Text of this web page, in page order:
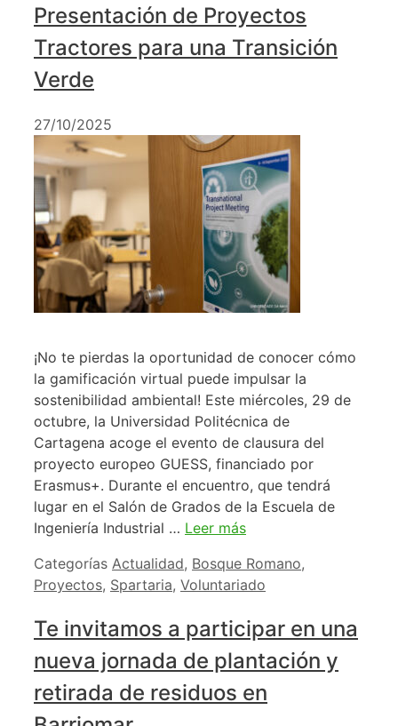
Presentación de Proyectos
Tractores para una Transición
Verde
27/10/2025
¡No te pierdas la oportunidad de conocer cómo
la gamificación virtual puede impulsar la
sostenibilidad ambiental! Este miércoles, 29 de
octubre, la Universidad Politécnica de
Cartagena acoge el evento de clausura del
proyecto europeo GUESS, financiado por
Erasmus+. Durante el encuentro, que tendrá
lugar en el Salón de Grados de la Escuela de
Ingeniería Industrial … Leer más
Categorías Actualidad, Bosque Romano,
Proyectos, Spartaria, Voluntariado
Te invitamos a participar en una
nueva jornada de plantación y
retirada de residuos en